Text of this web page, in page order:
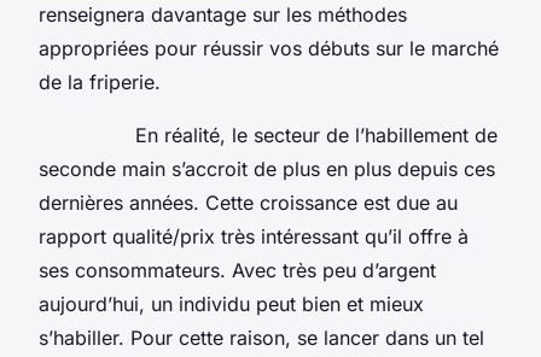
renseignera davantage sur les méthodes
appropriées pour réussir vos débuts sur le marché
de la friperie.
En réalité, le secteur de l’habillement de
seconde main s’accroit de plus en plus depuis ces
dernières années. Cette croissance est due au
rapport qualité/prix très intéressant qu’il offre à
ses consommateurs. Avec très peu d’argent
aujourd’hui, un individu peut bien et mieux
s’habiller. Pour cette raison, se lancer dans un tel